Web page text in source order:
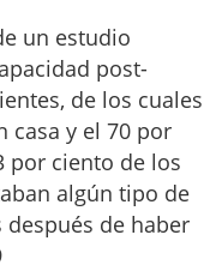
un estudio
post-
de los cuales
casa y el 70 por
por ciento de los
algún tipo de
de haber